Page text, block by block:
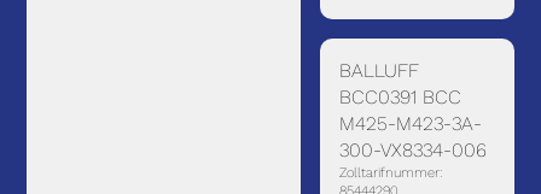
BALLUFF
BCC0391 BCC
M425-M423-3A-
300-VX8334-006
Zolltarifnummer:
85444290